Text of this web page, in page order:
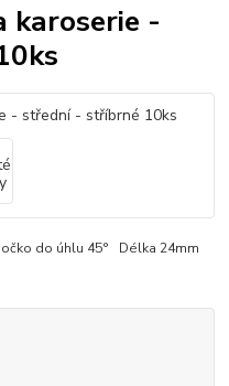
karoserie -
do úhlu 45° Délka 24mm